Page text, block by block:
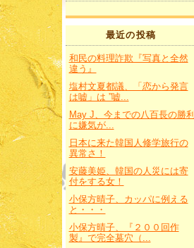
最近の投稿
和民の料理詐欺『写真と全然
違う』
塩村文夏都議、「恋から発言
は嘘」は ”嘘...
May J、今までの八百長の勝利
に嫌気が...
日本に来た韓国人修学旅行の
異常さ！
安藤美姫、韓国の人災には寄
付をする女！
小保方晴子、カッパに例える
と・・・
小保方晴子、『２００回作
製』で完全墓穴（...